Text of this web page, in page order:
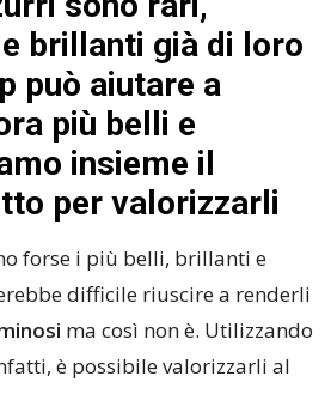
brillanti già di loro
può aiutare a
più belli e
insieme il
per valorizzarli
forse i più belli, brillanti e
difficile riuscire a renderli
ma così non è. Utilizzando
è possibile valorizzarli al